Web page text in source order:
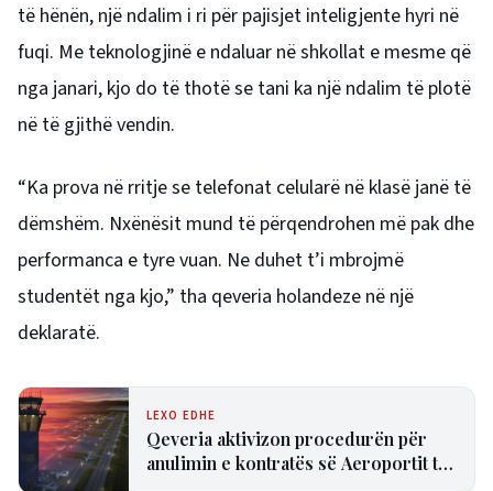
të hënën, një ndalim i ri për pajisjet inteligjente hyri në
fuqi. Me teknologjinë e ndaluar në shkollat ​​e mesme që
nga janari, kjo do të thotë se tani ka një ndalim të plotë
në të gjithë vendin.
“Ka prova në rritje se telefonat celularë në klasë janë të
dëmshëm. Nxënësit mund të përqendrohen më pak dhe
performanca e tyre vuan. Ne duhet t’i mbrojmë
studentët nga kjo,” tha qeveria holandeze në një
deklaratë.
LEXO EDHE
Qeveria aktivizon procedurën për
anulimin e kontratës së Aeroportit të